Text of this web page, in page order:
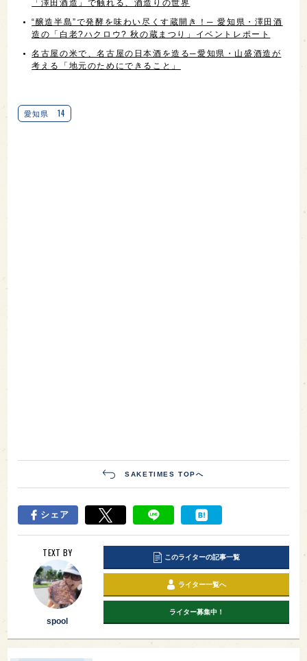
「澤田酒造」で触れる、酒造りの世界
“醸造半島”で発酵を味わい尽くす蔵開き！─ 愛知県・澤田酒
造の「白老?ハクロウ? 秋の蔵まつり」イベントレポート
名古屋の米で、名古屋の日本酒を造る─愛知県・山盛酒造が
考える「地元のためにできること」
愛知県 14
SAKETIMES TOPへ
シェア
TEXT BY
spool
このライターの記事一覧
ライター一覧へ
ライター募集中！